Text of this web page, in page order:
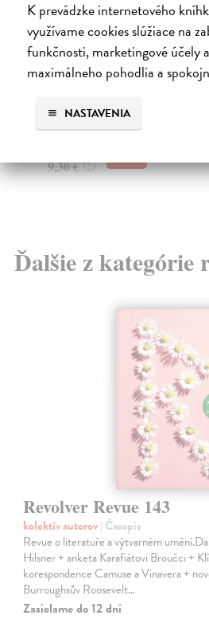
K prevádzke internetového
využívame cookies slúžiace na
funkčnosti, marketingové účely
maximálneho pohodlia a
NASTAVENIA
Revolver Revue 129
kolektív autorov| Kniha
Revue o literatuře a výtvarném
Zasielame do 12 dní
9,30 € ?
Ďalšie z kategórie
Revolver Revue 143
kolektív autorov| Časopis
Revue o literatuře a výtvarném
Hilsner + anketa Karafiátovi Broučci +
korespondence Camuse a Vinavera +
Burroughsův Roosevelt…
Zasielame do 12 dní